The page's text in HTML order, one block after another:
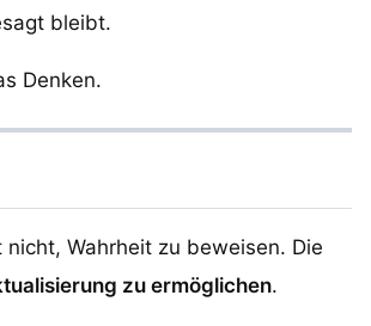
bleibt.
Denken.
nicht, Wahrheit zu beweisen. Die
zu ermöglichen.